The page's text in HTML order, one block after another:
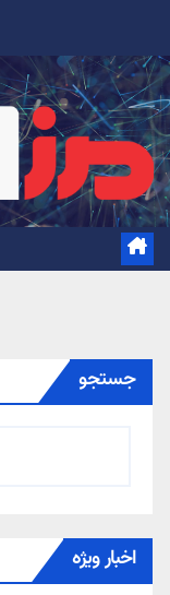
content
جستجو
اخبار ویژه